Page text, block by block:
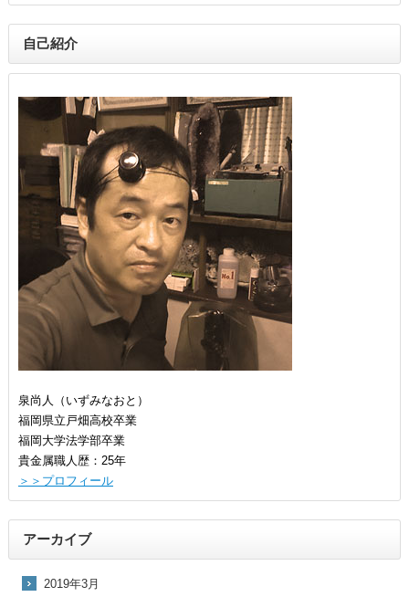
自己紹介
泉尚人（いずみなおと）
福岡県立戸畑高校卒業
福岡大学法学部卒業
貴金属職人歴：25年
＞＞プロフィール
アーカイブ
2019年3月